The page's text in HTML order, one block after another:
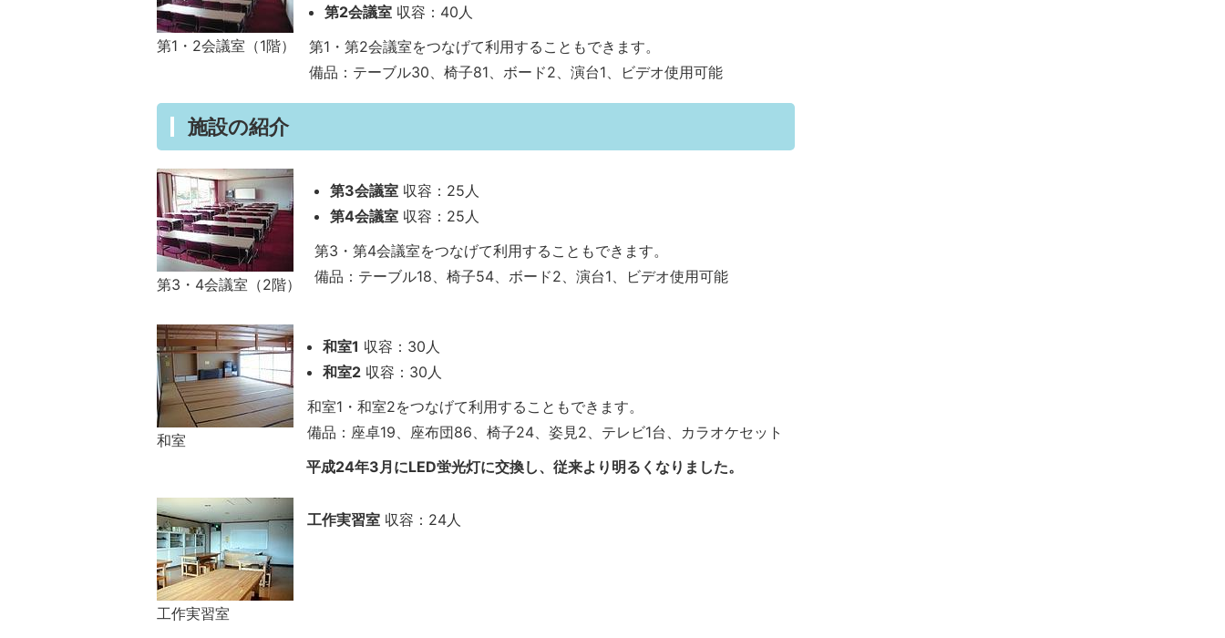
第1・2会議室（1階）
第2会議室 収容：40人
第1・第2会議室をつなげて利用することもできます。
備品：テーブル30、椅子81、ボード2、演台1、ビデオ使用可能
施設の紹介
第3・4会議室（2階）
第3会議室 収容：25人
第4会議室 収容：25人
第3・第4会議室をつなげて利用することもできます。
備品：テーブル18、椅子54、ボード2、演台1、ビデオ使用可能
和室
和室1 収容：30人
和室2 収容：30人
和室1・和室2をつなげて利用することもできます。
備品：座卓19、座布団86、椅子24、姿見2、テレビ1台、カラオケセット
平成24年3月にLED蛍光灯に交換し、従来より明るくなりました。
工作実習室
工作実習室 収容：24人